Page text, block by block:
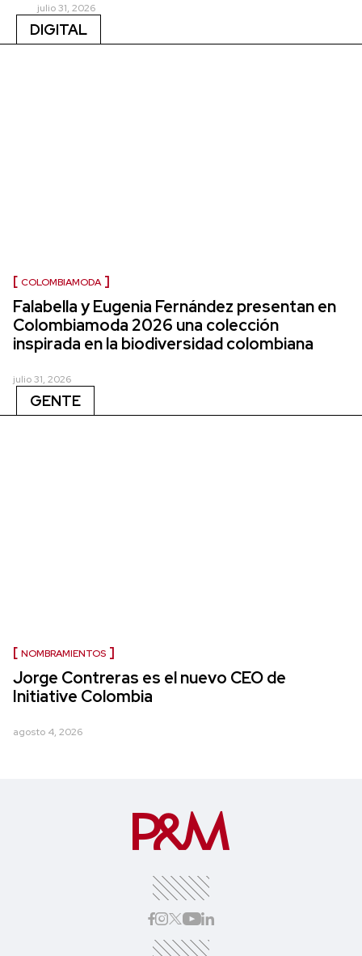
julio 31, 2026
DIGITAL
COLOMBIAMODA
Falabella y Eugenia Fernández presentan en
Colombiamoda 2026 una colección
inspirada en la biodiversidad colombiana
julio 31, 2026
GENTE
NOMBRAMIENTOS
Jorge Contreras es el nuevo CEO de
Initiative Colombia
agosto 4, 2026